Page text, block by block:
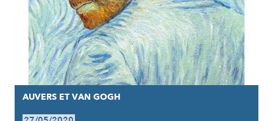
AUVERS ET VAN GOGH